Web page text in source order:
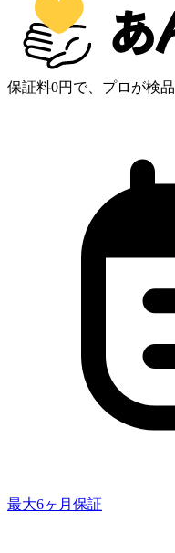
保証料0円で、プロが検品
最大6ヶ月保証